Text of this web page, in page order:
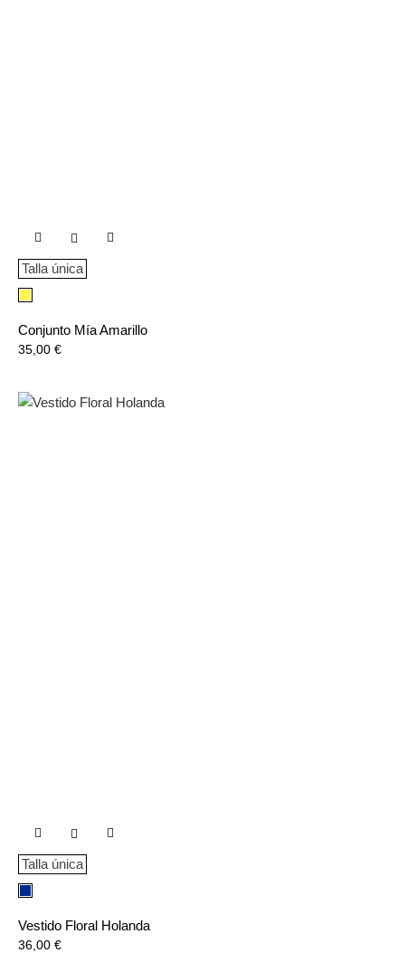

Talla única
Amarillo
Conjunto Mía Amarillo
Precio
35,00 €

Talla única
Azul
Vestido Floral Holanda
Precio
36,00 €